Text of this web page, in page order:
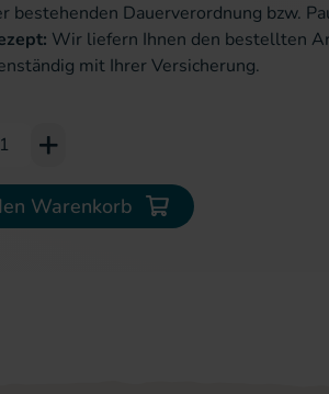
bestehenden Dauerverordnung bzw.
Wir liefern Ihnen den bestellten
mit Ihrer Versicherung.
or Wish List
Warenkorb